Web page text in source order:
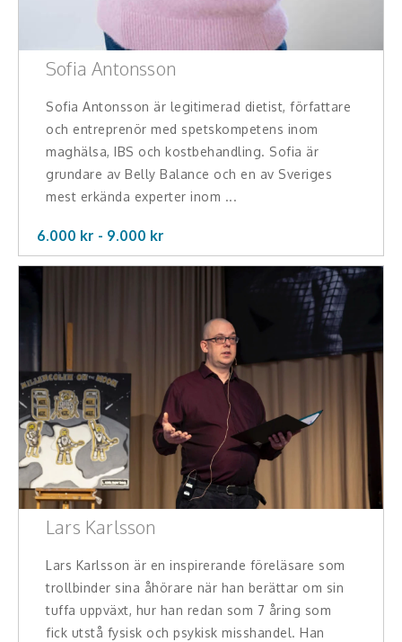
Sofia Antonsson
Sofia Antonsson är legitimerad dietist, författare
och entreprenör med spetskompetens inom
maghälsa, IBS och kostbehandling. Sofia är
grundare av Belly Balance och en av Sveriges
mest erkända experter inom ...
6.000 kr - 9.000 kr
Lars Karlsson
Lars Karlsson är en inspirerande föreläsare som
trollbinder sina åhörare när han berättar om sin
tuffa uppväxt, hur han redan som 7 åring som
fick utstå fysisk och psykisk misshandel. Han